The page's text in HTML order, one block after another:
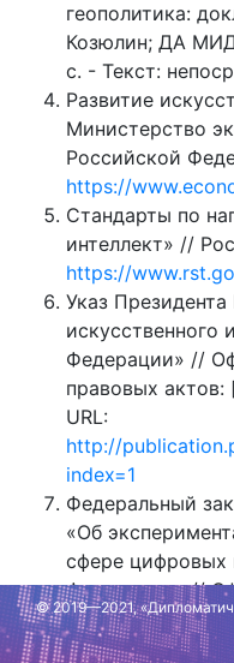
геополитика:
Козюлин; ДА
с. - Текст:
Развитие
Министерство
Российской
https://
Стандарты по
интеллект» //
https://
Указ
искусственного
Федерации» //
правовых актов:
URL:
http://
index=1
Федеральный
«Об
сфере цифровых
Федерации» //
правовых
URL:
© 2019—2021,